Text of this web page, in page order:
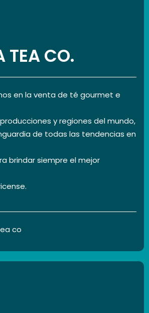
TEA CO.
en la venta de té gourmet e
y regiones del mundo,
de todas las tendencias en
brindar siempre el mejor
co